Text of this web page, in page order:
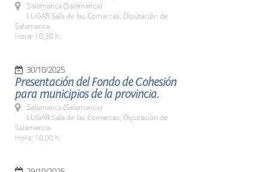
Salamanca (Salamanca)
LUGAR Sala de las Comarcas, Diputación de
Salamanca.
Hora: 10,30 h.
30/10/2025
Presentación del Fondo de Cohesión
para municipios de la provincia.
Salamanca (Salamanca)
LUGAR Sala de las Comarcas, Diputación de
Salamanca.
Hora: 10,00 h.